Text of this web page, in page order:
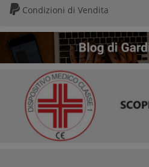
Condizioni di Vendita